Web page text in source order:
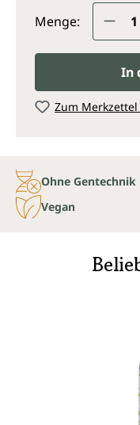
Menge:
In
Zum
Ohne Gentechnik
Vegan